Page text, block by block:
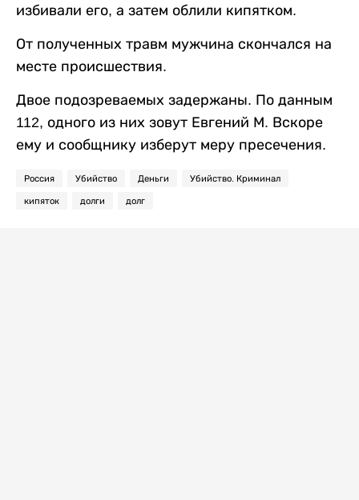
избивали его, а затем облили кипятком.
От полученных травм мужчина скончался на
месте происшествия.
Двое подозреваемых задержаны. По данным
112, одного из них зовут Евгений М. Вскоре
ему и сообщнику изберут меру пресечения.
Россия Убийство Деньги Убийство. Криминал
кипяток долги долг